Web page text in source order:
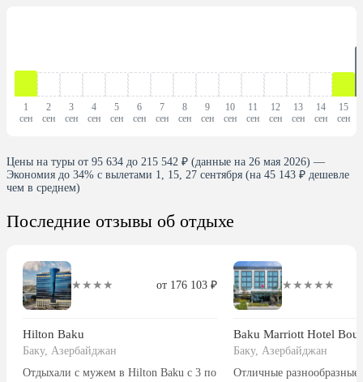
1
сен
2
сен
3
сен
4
сен
5
сен
6
сен
7
сен
8
сен
9
сен
10
сен
11
сен
12
сен
13
сен
14
сен
15
сен
Цены на туры от 95 634 до 215 542 ₽ (данные на 26 мая 2026) —
Экономия до 34% с вылетами 1, 15, 27 сентября (на 45 143 ₽ дешевле
чем в среднем)
Последние отзывы об отдыхе
★★★★ от 176 103 ₽
Hilton Baku
Баку, Азербайджан
Отдыхали с мужем в Hilton Baku с 3 по
★★★★★
Baku Marriott Hotel
Баку, Азербайджан
Отличные разнообразные